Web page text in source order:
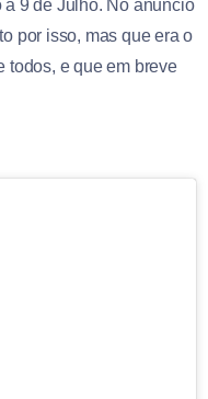
9 de Julho. No anuncio
por isso, mas que era o
todos, e que em breve